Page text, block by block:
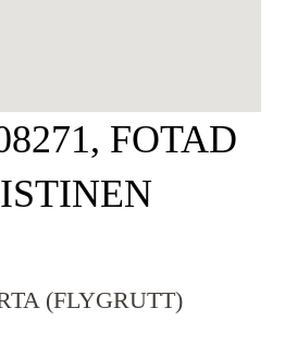
FOTAD
(FLYGRUTT)